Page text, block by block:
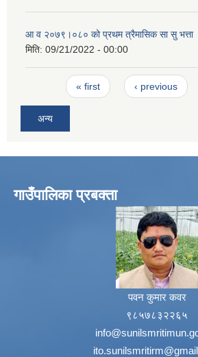
आ व २०७९।०८० को प्रथम त्रैमासिक सा सु भत्ता
मिति: 09/21/2022 - 00:00
Pages« first ‹ previous
अन्य
गाउँपालिका प्रबक्ता
पवन कुमार कवर
९८५७८३२२६५